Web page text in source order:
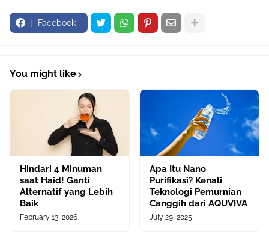
Facebook
You might like
Hindari 4 Minuman
saat Haid! Ganti
Alternatif yang Lebih
Baik
February 13, 2026
Apa Itu Nano
Purifikasi? Kenali
Teknologi Pemurnian
Canggih dari AQUVIVA
July 29, 2025